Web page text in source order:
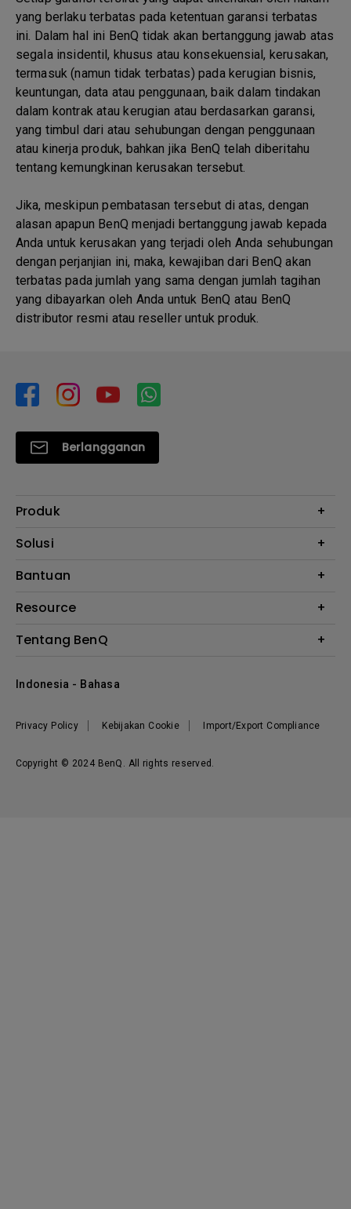
yang berlaku terbatas pada ketentuan garansi terbatas
ini. Dalam hal ini BenQ tidak akan bertanggung jawab atas
segala insidentil, khusus atau konsekuensial, kerusakan,
termasuk (namun tidak terbatas) pada kerugian bisnis,
keuntungan, data atau penggunaan, baik dalam tindakan
dalam kontrak atau kerugian atau berdasarkan garansi,
yang timbul dari atau sehubungan dengan penggunaan
atau kinerja produk, bahkan jika BenQ telah diberitahu
tentang kemungkinan kerusakan tersebut.
Jika, meskipun pembatasan tersebut di atas, dengan
alasan apapun BenQ menjadi bertanggung jawab kepada
Anda untuk kerusakan yang terjadi oleh Anda sehubungan
dengan perjanjian ini, maka, kewajiban dari BenQ akan
terbatas pada jumlah yang sama dengan jumlah tagihan
yang dibayarkan oleh Anda untuk BenQ atau BenQ
distributor resmi atau reseller untuk produk.
Berlangganan
Produk
Proyektor
Monitor Arm
Monitor Light Bar
Solusi
E-Sports
AQCOLOR
Monitor Eye-Care
Bantuan
Garansi
Layanan Perbaikan
Resource
Where to Buy
Knowledge Center
Tentang BenQ
Berita
Copyright © 2024 BenQ. All rights reserved.
Privacy Policy Kebijakan Cookie Import/Export Compliance
Indonesia - Bahasa